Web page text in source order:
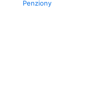
Penziony